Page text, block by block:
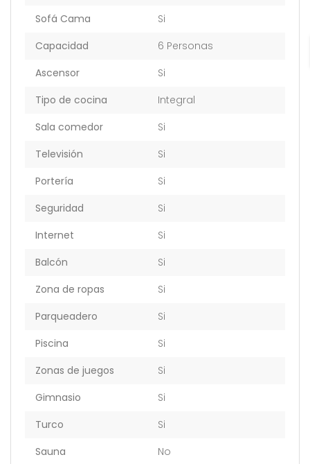
Sofá Cama
Si
Capacidad
6 Personas
Ascensor
Si
Tipo de cocina
Integral
Sala comedor
Si
Televisión
Si
Portería
Si
Seguridad
Si
Internet
Si
Balcón
Si
Zona de ropas
Si
Parqueadero
Si
Piscina
Si
Zonas de juegos
Si
Gimnasio
Si
Turco
Si
Sauna
No